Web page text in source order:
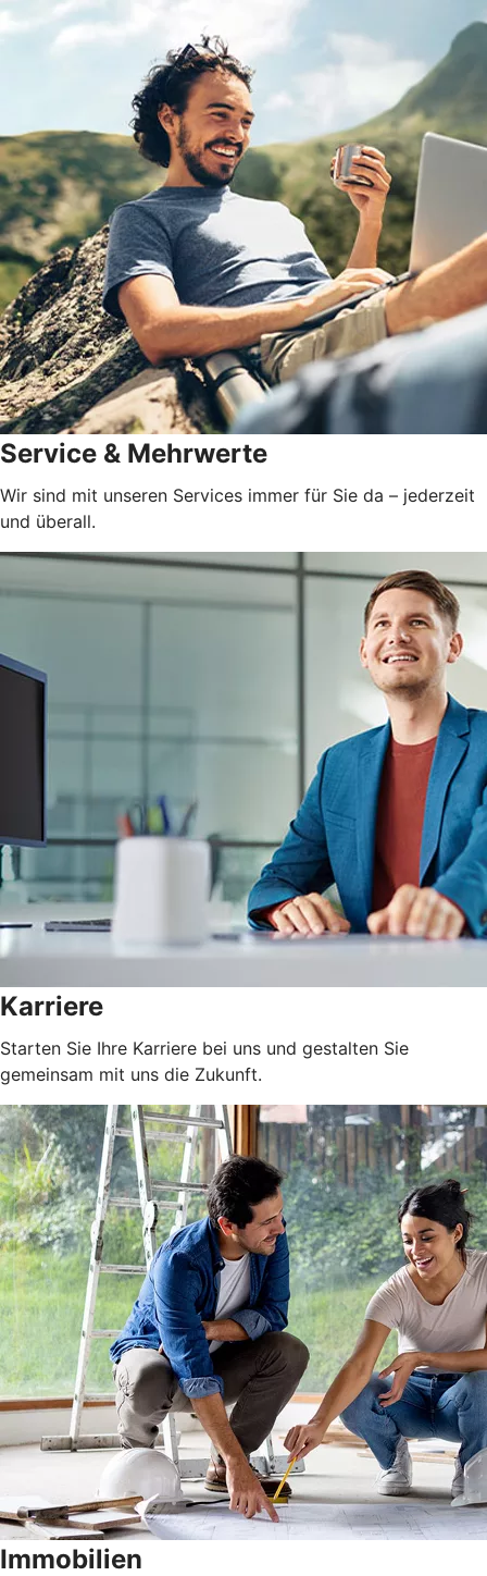
Service & Mehrwerte
Wir sind mit unseren Services immer für Sie da – jederzeit
und überall.
Karriere
Starten Sie Ihre Karriere bei uns und gestalten Sie
gemeinsam mit uns die Zukunft.
Immobilien